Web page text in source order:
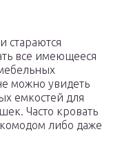
стараются
все имеющееся
можно увидеть
емкостей для
Часто кровать
либо даже